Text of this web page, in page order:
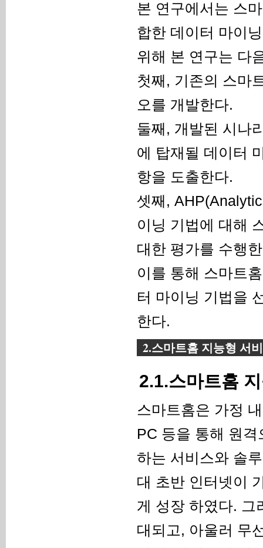
본 연구에서는 스
합한 데이터 마이
위해 본 연구는 다
첫째, 기존의 스마
오를 개발한다.
둘째, 개발된 시나
에 탑재될 데이터
항을 도출한다.
셋째,
이닝 기법에 대해
대한 평가를 수행
이를 통해 스마트
터 마이닝 기법을
한다.
2.스마트홈 지능형 서
2.1.스마트홈
스마트홈은 가정
PC 등을 통해 원
하는 서비스와 솔
대 초반 인터넷이
게 성장 하였다. 그
대되고, 아울러 무